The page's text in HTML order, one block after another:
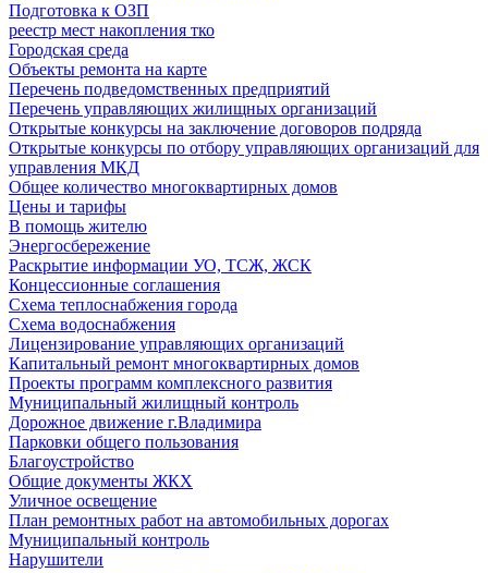
Подготовка к ОЗП
реестр мест накопления тко
Городская среда
Объекты ремонта на карте
Перечень подведомственных предприятий
Перечень управляющих жилищных организаций
Открытые конкурсы на заключение договоров подряда
Открытые конкурсы по отбору управляющих организаций для
управления МКД
Общее количество многоквартирных домов
Цены и тарифы
В помощь жителю
Энергосбережение
Раскрытие информации УО, ТСЖ, ЖСК
Концессионные соглашения
Схема теплоснабжения города
Схема водоснабжения
Лицензирование управляющих организаций
Капитальный ремонт многоквартирных домов
Проекты программ комплексного развития
Муниципальный жилищный контроль
Дорожное движение г.Владимира
Парковки общего пользования
Благоустройство
Общие документы ЖКХ
Уличное освещение
План ремонтных работ на автомобильных дорогах
Муниципальный контроль
Нарушители